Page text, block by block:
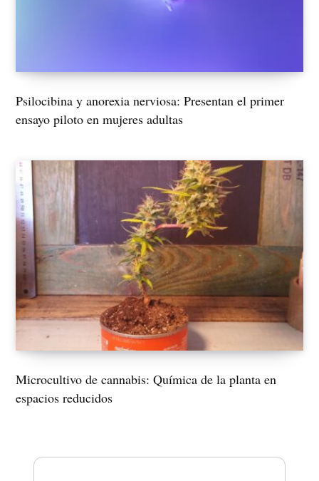
Psilocibina y anorexia nerviosa: Presentan el primer
ensayo piloto en mujeres adultas
Microcultivo de cannabis: Química de la planta en
espacios reducidos